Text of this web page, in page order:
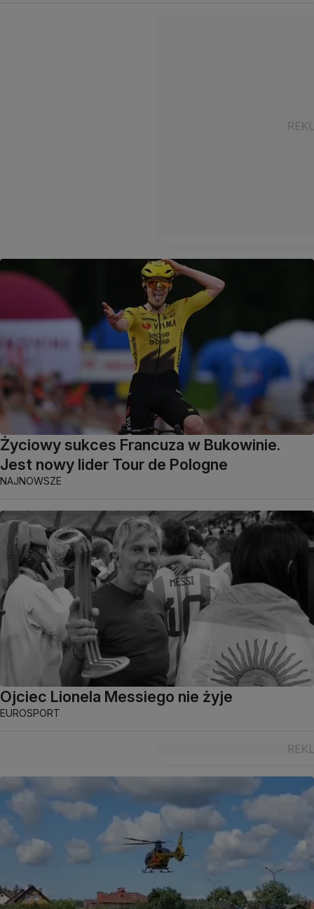
Życiowy sukces Francuza w Bukowinie.
Jest nowy lider Tour de Pologne
NAJNOWSZE
Ojciec Lionela Messiego nie żyje
EUROSPORT